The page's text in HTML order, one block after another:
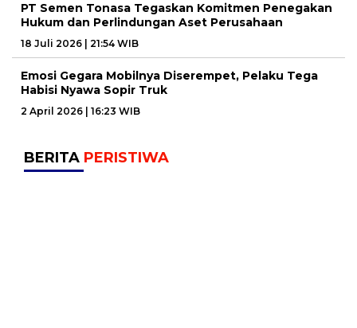
PT Semen Tonasa Tegaskan Komitmen Penegakan
Hukum dan Perlindungan Aset Perusahaan
18 Juli 2026 | 21:54 WIB
Emosi Gegara Mobilnya Diserempet, Pelaku Tega
Habisi Nyawa Sopir Truk
2 April 2026 | 16:23 WIB
BERITA PERISTIWA